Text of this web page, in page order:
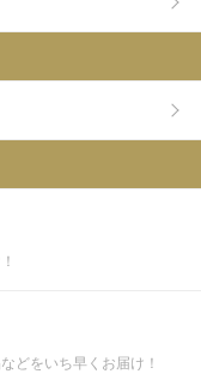
どをいち早くお届け！